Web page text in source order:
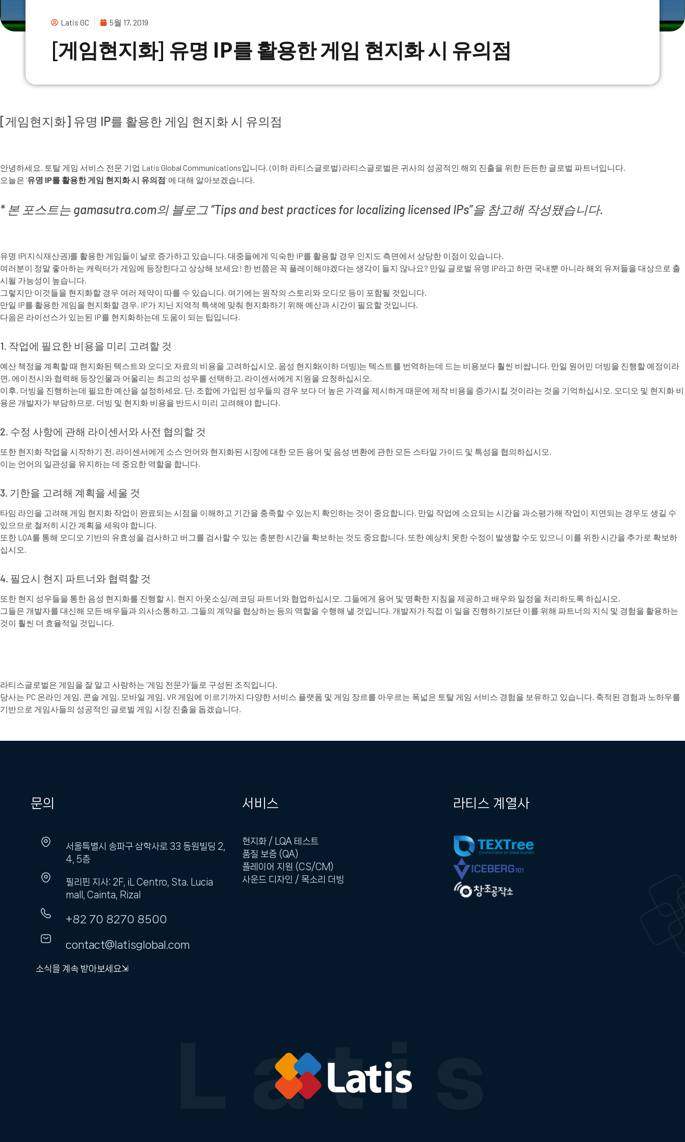
Latis GC 5월 17, 2019
[게임현지화] 유명 IP를 활용한 게임 현지화 시 유의점
[게임현지화] 유명 IP를 활용한 게임 현지화 시 유의점
안녕하세요. 토탈 게임 서비스 전문 기업 Latis Global Communications입니다. (이하 라티스글로벌) 라티스글로벌은 귀사의 성공적인 해외 진출을 위한 든든한 글로벌 파트너입니다.
오늘은 ‘유명 IP를 활용한 게임 현지화 시 유의점’ 에 대해 알아보겠습니다.
* 본 포스트는 gamasutra.com의 블로그 “Tips and best practices for localizing licensed IPs”을 참고해 작성됐습니다.
유명 IP(지식재산권)를 활용한 게임들이 날로 증가하고 있습니다. 대중들에게 익숙한 IP를 활용할 경우 인지도 측면에서 상당한 이점이 있습니다.
여러분이 정말 좋아하는 캐릭터가 게임에 등장한다고 상상해 보세요! 한 번쯤은 꼭 플레이해야겠다는 생각이 들지 않나요? 만일 글로벌 유명 IP라고 하면 국내뿐 아니라 해외 유저들을 대상으로 출
시될 가능성이 높습니다.⠀⠀⠀⠀⠀⠀
그렇지만 이것들을 현지화할 경우 여러 제약이 따를 수 있습니다. 여기에는 원작의 스토리와 오디오 등이 포함될 것입니다.
만일 IP를 활용한 게임을 현지화할 경우, IP가 지닌 지역적 특색에 맞춰 현지화하기 위해 예산과 시간이 필요할 것입니다.
다음은 라이선스가 있는된 IP를 현지화하는데 도움이 되는 팁입니다.
1. 작업에 필요한 비용을 미리 고려할 것
예산 책정을 계획할 때 현지화된 텍스트와 오디오 자료의 비용을 고려하십시오. 음성 현지화(이하 더빙)는 텍스트를 번역하는데 드는 비용보다 훨씬 비쌉니다. 만일 원어민 더빙을 진행할 예정이라
면, 에이전시와 협력해 등장인물과 어울리는 최고의 성우를 선택하고, 라이센서에게 지원을 요청하십시오.
이후, 더빙을 진행하는데 필요한 예산을 설정하세요. 단, 조합에 가입된 성우들의 경우 보다 더 높은 가격을 제시하게 때문에 제작 비용을 증가시킬 것이라는 것을 기억하십시오. 오디오 및 현지화 비
용은 개발자가 부담하므로, 더빙 및 현지화 비용을 반드시 미리 고려해야 합니다.
2. 수정 사항에 관해 라이센서와 사전 협의할 것
또한 현지화 작업을 시작하기 전, 라이센서에게 소스 언어와 현지화된 시장에 대한 모든 용어 및 음성 변환에 관한 모든 스타일 가이드 및 특성을 협의하십시오.
이는 언어의 일관성을 유지하는 데 중요한 역할을 합니다.
3. 기한을 고려해 계획을 세울 것
타임 라인을 고려해 게임 현지화 작업이 완료되는 시점을 이해하고 기간을 충족할 수 있는지 확인하는 것이 중요합니다. 만일 작업에 소요되는 시간을 과소평가해 작업이 지연되는 경우도 생길 수
있으므로 철저히 시간 계획을 세워야 합니다.
또한 LQA를 통해 오디오 기반의 유효성을 검사하고 버그를 검사할 수 있는 충분한 시간을 확보하는 것도 중요합니다. 또한 예상치 못한 수정이 발생할 수도 있으니 이를 위한 시간을 추가로 확보하
십시오.
4. 필요시 현지 파트너와 협력할 것
또한 현지 성우들을 통한 음성 현지화를 진행할 시, 현지 아웃소싱/레코딩 파트너와 협업하십시오. 그들에게 용어 및 명확한 지침을 제공하고 배우와 일정을 처리하도록 하십시오.
그들은 개발자를 대신해 모든 배우들과 의사소통하고, 그들의 계약을 협상하는 등의 역할을 수행해 낼 것입니다. 개발자가 직접 이 일을 진행하기보단 이를 위해 파트너의 지식 및 경험을 활용하는
것이 훨씬 더 효율적일 것입니다.
라티스글로벌은 게임을 잘 알고 사랑하는 ‘게임 전문가’들로 구성된 조직입니다.
당사는 PC 온라인 게임, 콘솔 게임, 모바일 게임, VR 게임에 이르기까지 다양한 서비스 플랫폼 및 게임 장르를 아우르는 폭넓은 토탈 게임 서비스 경험을 보유하고 있습니다. 축적된 경험과 노하우를
기반으로 게임사들의 성공적인 글로벌 게임 시장 진출을 돕겠습니다.
문의
서울특별시 송파구 삼학사로 33 동원빌딩 2,
4, 5층
필리핀 지사: 2F, iL Centro, Sta. Lucia
mall, Cainta, Rizal
+82 70 8270 8500
contact@latisglobal.com
소식을 계속 받아보세요⇲
서비스
현지화 / LQA 테스트
품질 보증 (QA)
플레이어 지원 (CS/CM)
사운드 디자인 / 목소리 더빙
라티스 계열사